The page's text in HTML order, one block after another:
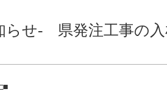
らせ- 県発注工事の